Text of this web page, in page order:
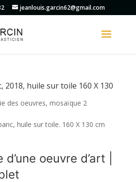
jeanlouis.garcin62@gmail.com
2018, huile sur toile 160 X 130
des oeuvres, mosaïque 2
huile sur toile. 160 X 130 cm
oeuvre d’art |